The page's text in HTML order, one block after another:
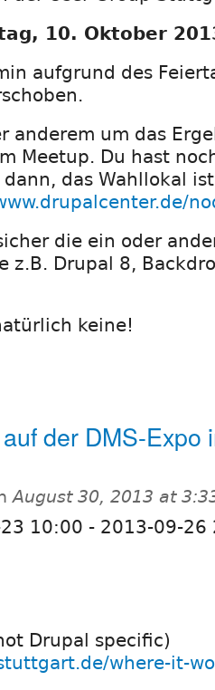
10. Oktober
aufgrund des
anderem um das
Meetup. Du hast
das Wahllokal
die ein oder
z.B. Drupal 8,
keine!
der DMS-Expo
August 30, 2013 at
10:00 - 2013-09-26
Drupal specific)
where-it-